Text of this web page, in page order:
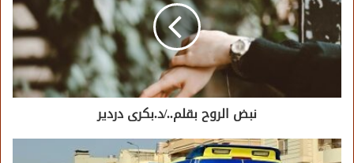
نبض الروح بقلم../د.بكرى دردير